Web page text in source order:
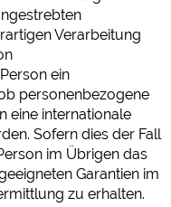
Verarbeitung
ein
personenbezogene
eine internationale
Sofern dies der Fall
im Übrigen das
Garantien im
zu erhalten.